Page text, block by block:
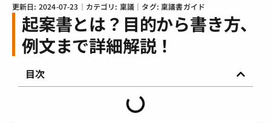
更新日: 2024-07-23 ｜カテゴリ: 稟議 ｜タグ: 稟議書ガイド
起案書とは？目的から書き方、
例文まで詳細解説！
目次